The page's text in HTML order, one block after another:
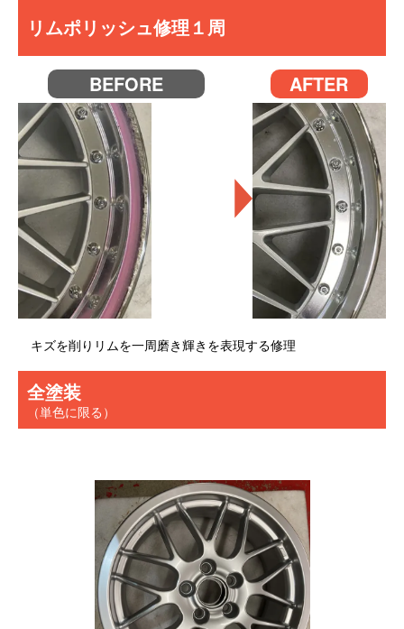
リムポリッシュ修理１周
BEFORE AFTER
キズを削りリムを一周磨き輝きを表現する修理
全塗装
（単色に限る）